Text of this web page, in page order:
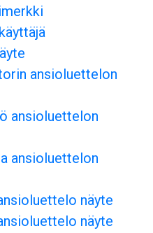
ansioluettelon
ansioluettelon
ansioluettelon
näyte
näyte